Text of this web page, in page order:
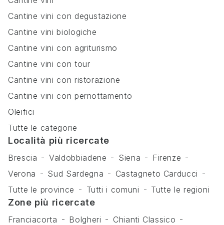
Cantine vini con degustazione
Cantine vini biologiche
Cantine vini con agriturismo
Cantine vini con tour
Cantine vini con ristorazione
Cantine vini con pernottamento
Oleifici
Tutte le categorie
Località più ricercate
Brescia Valdobbiadene Siena
Firenze
Verona
Sud Sardegna
Castagneto Carducci
Tutte le province
Tutti i comuni Tutte le regioni
Zone più ricercate
Franciacorta Bolgheri Chianti Classico